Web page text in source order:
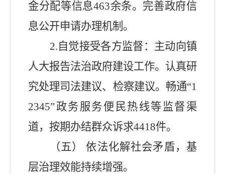
金分配等信息463余条。完善政府信
息公开申请办理机制。
2.自觉接受各方监督：主动向镇
人大报告法治政府建设工作。认真研
究处理司法建议、检察建议。畅通“1
2345”政务服务便民热线等监督渠
道，按期办结群众诉求4418件。
（五）
依法化解社会矛盾，基
层治理效能持续增强。